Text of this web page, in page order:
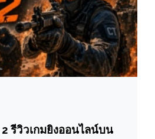
รีวิวเกมยิงออนไลน์บน